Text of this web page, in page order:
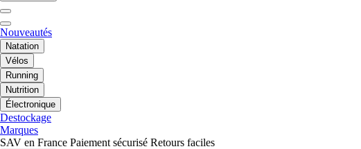
Nouveautés
Natation
Vélos
Running
Nutrition
Électronique
Destockage
Marques
SAV en France Paiement sécurisé Retours faciles